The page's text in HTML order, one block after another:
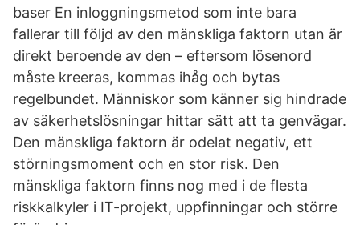
baser En inloggningsmetod som inte bara
fallerar till följd av den mänskliga faktorn utan är
direkt beroende av den – eftersom lösenord
måste kreeras, kommas ihåg och bytas
regelbundet. Människor som känner sig hindrade
av säkerhetslösningar hittar sätt att ta genvägar.
Den mänskliga faktorn är odelat negativ, ett
störningsmoment och en stor risk. Den
mänskliga faktorn finns nog med i de flesta
riskkalkyler i IT-projekt, uppfinningar och större